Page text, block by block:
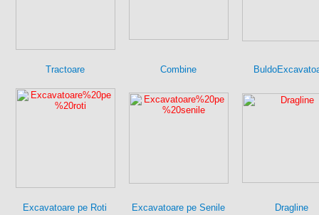
Tractoare Combine
Excavatoare pe Roti Excavatoare pe Senile Dragline